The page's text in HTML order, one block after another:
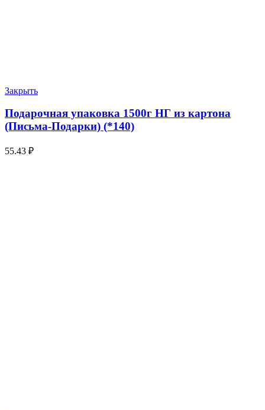
Закрыть
Подарочная упаковка 1500г НГ из картона
(Письма-Подарки) (*140)
55.43 ₽